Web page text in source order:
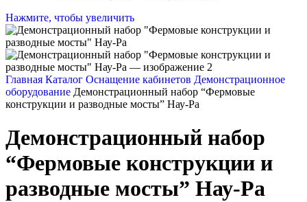
Нажмите, чтобы увеличить
Главная Каталог Оснащение кабинетов Демонстрационное
оборудование Демонстрационный набор “Фермовые
конструкции и разводные мосты” Нау-Ра
Демонстрационный набор
“Фермовые конструкции и
разводные мосты” Нау-Ра